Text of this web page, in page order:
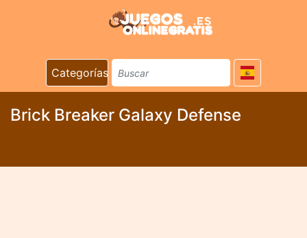
Categorías
Brick Breaker Galaxy Defense